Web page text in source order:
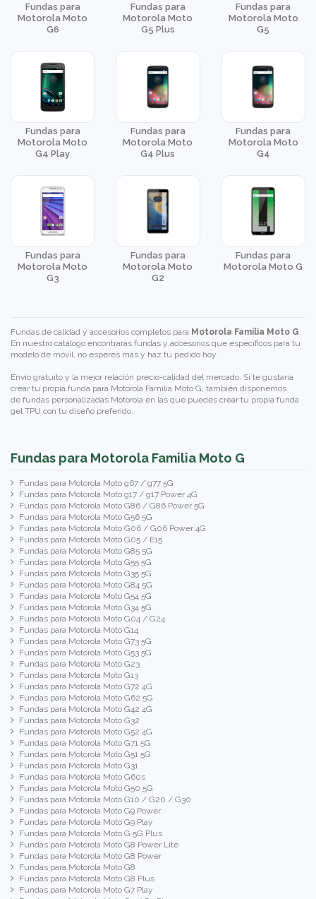
Fundas para
Motorola Moto
G6
Fundas para
Motorola Moto
G5 Plus
Fundas para
Motorola Moto
G5
Fundas para
Motorola Moto
G4 Play
Fundas para
Motorola Moto
G4 Plus
Fundas para
Motorola Moto
G4
Fundas para
Motorola Moto
G3
Fundas para
Motorola Moto
G2
Fundas para
Motorola Moto G
Fundas de calidad y accesorios completos para Motorola Familia Moto G.
En nuestro catálogo encontrarás fundas y accesorios que específicos para tu
modelo de móvil, no esperes más y haz tu pedido hoy.
Envío gratuito y la mejor relación precio-calidad del mercado. Si te gustaría
crear tu propia funda para Motorola Familia Moto G, también disponemos
de fundas personalizadas Motorola en las que puedes crear tu propia funda
gel TPU con tu diseño preferido.
Fundas para Motorola Familia Moto G
Fundas para Motorola Moto g67 / g77 5G
Fundas para Motorola Moto g17 / g17 Power 4G
Fundas para Motorola Moto G86 / G86 Power 5G
Fundas para Motorola Moto G56 5G
Fundas para Motorola Moto G06 / G06 Power 4G
Fundas para Motorola Moto G05 / E15
Fundas para Motorola Moto G85 5G
Fundas para Motorola Moto G55 5G
Fundas para Motorola Moto G35 5G
Fundas para Motorola Moto G84 5G
Fundas para Motorola Moto G54 5G
Fundas para Motorola Moto G34 5G
Fundas para Motorola Moto G04 / G24
Fundas para Motorola Moto G14
Fundas para Motorola Moto G73 5G
Fundas para Motorola Moto G53 5G
Fundas para Motorola Moto G23
Fundas para Motorola Moto G13
Fundas para Motorola Moto G72 4G
Fundas para Motorola Moto G62 5G
Fundas para Motorola Moto G42 4G
Fundas para Motorola Moto G32
Fundas para Motorola Moto G52 4G
Fundas para Motorola Moto G71 5G
Fundas para Motorola Moto G51 5G
Fundas para Motorola Moto G31
Fundas para Motorola Moto G60s
Fundas para Motorola Moto G50 5G
Fundas para Motorola Moto G10 / G20 / G30
Fundas para Motorola Moto G9 Power
Fundas para Motorola Moto G9 Play
Fundas para Motorola Moto G 5G Plus
Fundas para Motorola Moto G8 Power Lite
Fundas para Motorola Moto G8 Power
Fundas para Motorola Moto G8
Fundas para Motorola Moto G8 Plus
Fundas para Motorola Moto G7 Play